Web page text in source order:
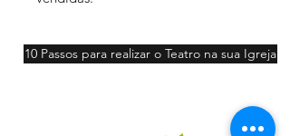
10 Passos para realizar o Teatro na sua Igreja